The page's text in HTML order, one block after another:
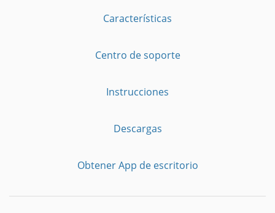
Características
Centro de soporte
Instrucciones
Descargas
Obtener App de escritorio